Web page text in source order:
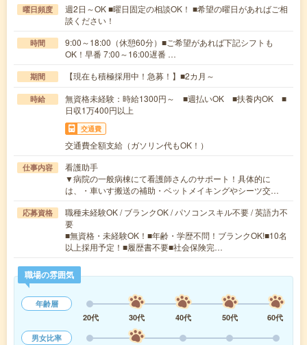
曜日頻度
週2日～OK ■曜日固定の相談OK！ ■希望の曜日があればご相
談ください！
時間
9:00～18:00（休憩60分）■ご希望があれば下記シフトも
OK！早番 7:00～16:00遅番 …
期間 【現在も積極採用中！急募！】■2カ月～
時給
無資格未経験：時給1300円～ ■週払いOK ■扶養内OK ■
日収1万400円以上
交通費
交通費全額支給（ガソリン代もOK！）
仕事内容
看護助手
▼病院の一般病棟にて看護師さんのサポート！具体的に
は、・車いす搬送の補助・ベットメイキングやシーツ交…
応募資格
職種未経験OK / ブランクOK / パソコンスキル不要 / 英語力不
要
■無資格・未経験OK！■年齢・学歴不問！ブランクOK!■10名
以上採用予定！■履歴書不要■社会保険完…
職場の雰囲気
年齢層
20代
30代 40代 50代
60代
男女比率